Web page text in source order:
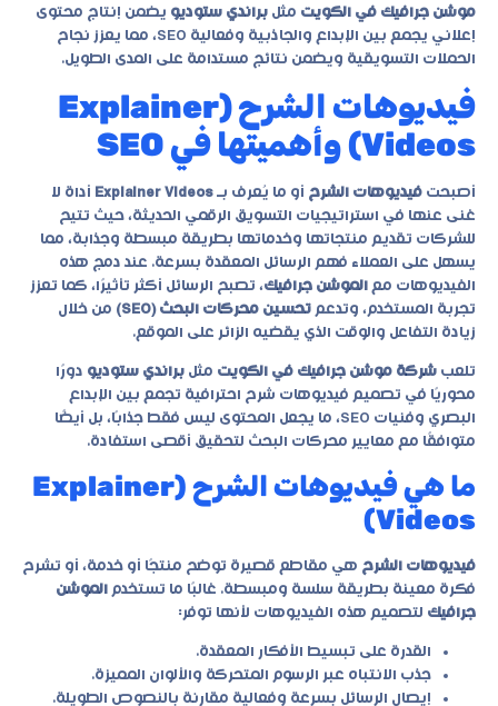
موشن جرافيك في الكويت مثل براندي ستوديو يضمن إنتاج محتوى
إعلاني يجمع بين الإبداع والجاذبية وفعالية SEO، مما يعزز نجاح
الحملات التسويقية ويضمن نتائج مستدامة على المدى الطويل.
فيديوهات الشرح (Explainer
Videos) وأهميتها في SEO
أصبحت فيديوهات الشرح أو ما يُعرف بـ Explainer Videos أداة لا
غنى عنها في استراتيجيات التسويق الرقمي الحديثة، حيث تتيح
للشركات تقديم منتجاتها وخدماتها بطريقة مبسطة وجذابة، مما
يسهل على العملاء فهم الرسائل المعقدة بسرعة. عند دمج هذه
الفيديوهات مع الموشن جرافيك، تصبح الرسائل أكثر تأثيرًا، كما تعزز
تجربة المستخدم، وتدعم تحسين محركات البحث (SEO)
من خلال
زيادة التفاعل والوقت الذي يقضيه الزائر على الموقع.
تلعب شركة موشن جرافيك في الكويت مثل براندي ستوديو دورًا
محوريًا في تصميم فيديوهات شرح احترافية تجمع بين الإبداع
البصري وفنيات SEO، ما يجعل المحتوى ليس فقط جذابًا، بل أيضًا
متوافقًا مع معايير محركات البحث لتحقيق أقصى استفادة.
ما هي فيديوهات الشرح (Explainer
Videos)
فيديوهات الشرح هي مقاطع قصيرة توضح منتجًا أو خدمة، أو تشرح
فكرة معينة بطريقة سلسة ومبسطة. غالبًا ما تستخدم الموشن
جرافيك لتصميم هذه الفيديوهات لأنها توفر:
القدرة على تبسيط الأفكار المعقدة.
جذب الانتباه عبر الرسوم المتحركة والألوان المميزة.
إيصال الرسائل بسرعة وفعالية مقارنة بالنصوص الطويلة.